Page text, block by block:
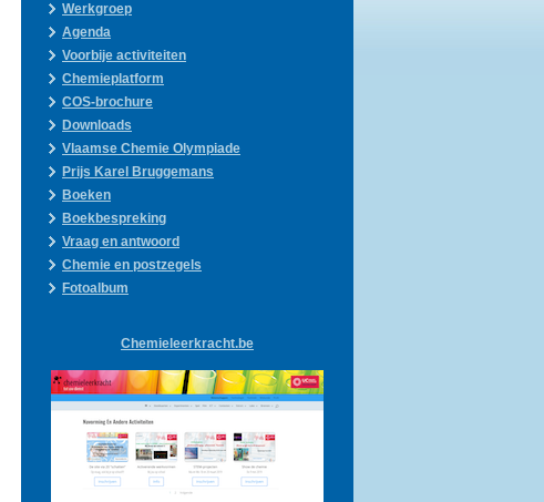
Werkgroep
Agenda
Voorbije activiteiten
Chemieplatform
COS-brochure
Downloads
Vlaamse Chemie Olympiade
Prijs Karel Bruggemans
Boeken
Boekbespreking
Vraag en antwoord
Chemie en postzegels
Fotoalbum
Chemieleerkracht.be